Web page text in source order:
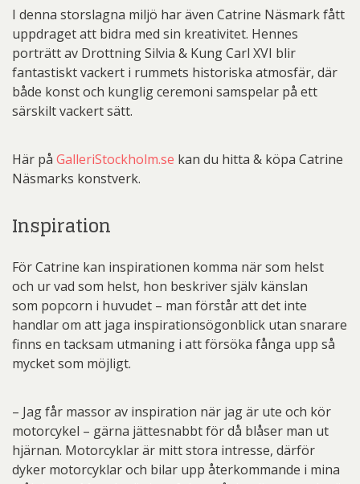
I denna storslagna miljö har även Catrine Näsmark fått
uppdraget att bidra med sin kreativitet. Hennes
porträtt av Drottning Silvia & Kung Carl XVI blir
fantastiskt vackert i rummets historiska atmosfär, där
både konst och kunglig ceremoni samspelar på ett
särskilt vackert sätt.
Här på GalleriStockholm.se kan du hitta & köpa Catrine
Näsmarks konstverk.
Inspiration
För Catrine kan inspirationen komma när som helst
och ur vad som helst, hon beskriver själv känslan
som popcorn i huvudet – man förstår att det inte
handlar om att jaga inspirationsögonblick utan snarare
finns en tacksam utmaning i att försöka fånga upp så
mycket som möjligt.
– Jag får massor av inspiration när jag är ute och kör
motorcykel – gärna jättesnabbt för då blåser man ut
hjärnan. Motorcyklar är mitt stora intresse, därför
dyker motorcyklar och bilar upp återkommande i mina